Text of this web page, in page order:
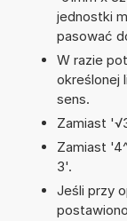
jednostki
pasować
W razie
określonej
sens.
Zamiast
Zamiast
3'.
Jeśli przy